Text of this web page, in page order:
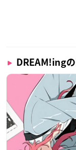
DREAM!ing